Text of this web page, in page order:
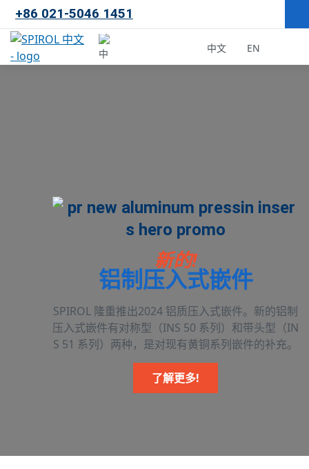
新的!
铝制压入式嵌件
SPIROL 隆重推出2024 铝质压入式嵌件。新的铝制
压入式嵌件有对称型（INS 50 系列）和带头型（IN
S 51 系列）两种，是对现有黄铜系列嵌件的补充。
了解更多!
+86 021-5046 1451
韩国
美国
加拿大
英国
中文 EN